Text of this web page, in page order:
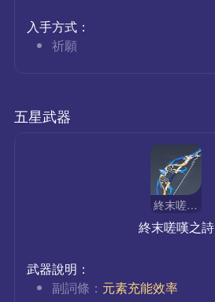
入手方式：
祈願
五星武器
終末嗟嘆之詩
終末嗟嘆之詩
武器說明：
副詞條： 元素充能效率